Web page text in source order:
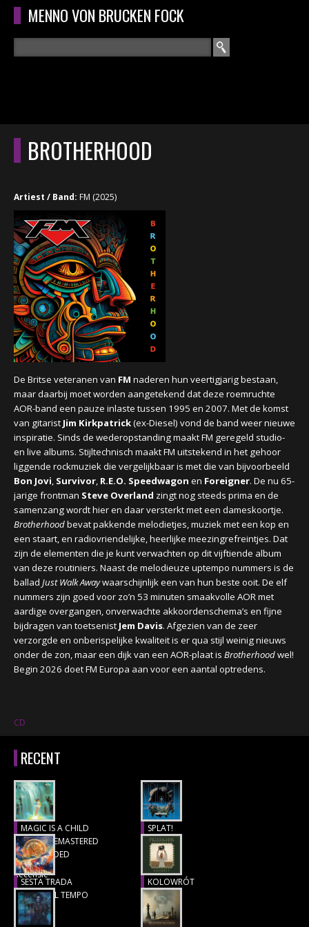
Overslaan en naar de algemene inhoud gaan
MENNO VON BRUCKEN FOCK
ZOEKVELD
HOOFDMENU HOME
CURRICULUM
INTERVIEWS
CONCERTEN
CONCERTFOTO'S
CONCERTBEZOEK
LINKS
BROTHERHOOD
Artiest / Band: FM (2025)
De Britse veteranen van FM naderen hun veertigjarig bestaan,
maar daarbij moet worden aangetekend dat deze roemruchte
AOR-band een pauze inlaste tussen 1995 en 2007. Met de komst
van gitarist Jim Kirkpatrick(ex-Diesel) vond de band weer nieuwe
inspiratie. Sinds de wederopstanding maakt FM geregeld studio-
en live albums. Stijltechnisch maakt FM uitstekend in het gehoor
liggende rockmuziek die vergelijkbaar is met die van bijvoorbeeld
Bon Jovi, Survivor, R.E.O. Speedwagon en Foreigner. De nu 65-
jarige frontman Steve Overland zingt nog steeds prima en de
samenzang wordt hier en daar versterkt met een dameskoortje.
Brotherhoodbevat pakkende melodietjes, muziek met een kop en
een staart, en radiovriendelijke, heerlijke meezingrefreintjes. Dat
zijn de elementen die je kunt verwachten op dit vijftiende album
van deze routiniers. Naast de melodieuze uptempo nummers is de
ballad Just Walk Awaywaarschijnlijk een van hun beste ooit. De elf
nummers zijn goed voor zo’n 53 minuten smaakvolle AOR met
aardige overgangen, onverwachte akkoordenschema’s en fijne
bijdragen van toetsenist Jem Davis. Afgezien van de zeer
verzorgde en onberispelijke kwaliteit is er qua stijl weinig nieuws
onder de zon, maar een dijk van een AOR-plaat is Brotherhoodwel!
Begin 2026 doet FM Europa aan voor een aantal optredens.
CD
RECENT
MAGIC IS A CHILD
(1977), REMASTERED
& EXTENDED
Recensie
SPLAT!
Recensie
SESTA TRADA
LUNGO IL TEMPO
Recensie
KOLOWRÓT
Recensie